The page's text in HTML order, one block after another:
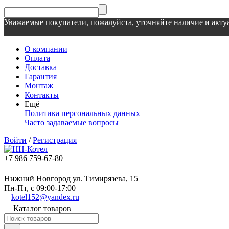
Уважаемые покупатели, пожалуйста, уточняйте наличие и
О компании
Оплата
Доставка
Гарантия
Монтаж
Контакты
Ещё
Политика персональных данных
Часто задаваемые вопросы
Войти /Регистрация
+7 986 759-67-80
Нижний Новгород ул. Тимирязева, 15
Пн-Пт, с 09:00-17:00
kotel152@yandex.ru
Каталог товаров